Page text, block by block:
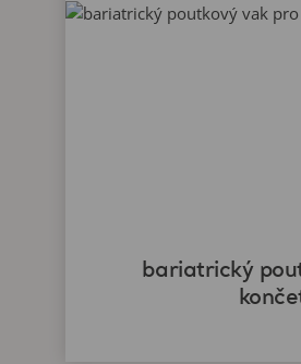
bariatrický